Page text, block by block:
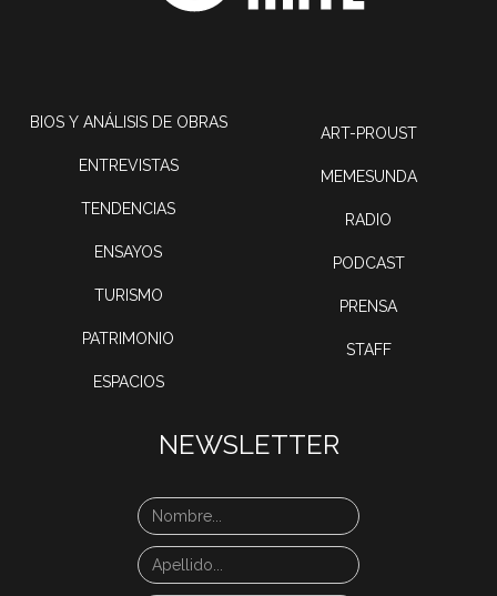
BIOS Y ANÁLISIS DE OBRAS
ENTREVISTAS
TENDENCIAS
ENSAYOS
TURISMO
PATRIMONIO
ESPACIOS
ART-PROUST
MEMESUNDA
RADIO
PODCAST
PRENSA
STAFF
NEWSLETTER